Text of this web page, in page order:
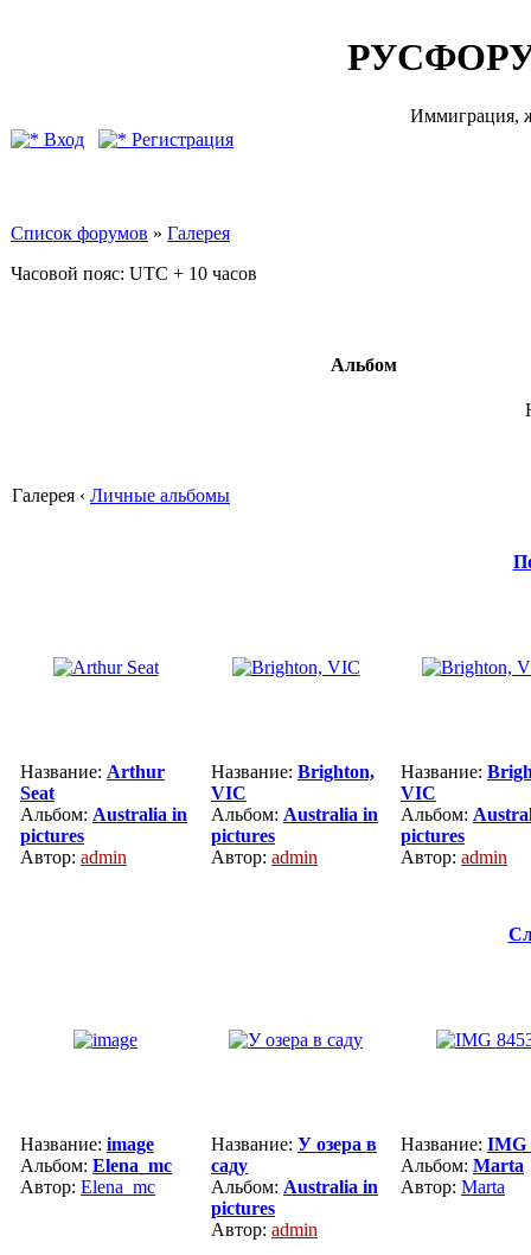
Иммиграция,
Вход
Регистрация
Список форумов » Галерея
Часовой пояс: UTC + 10 часов
Альбом
Галерея ‹ Личные альбомы
Название: Arthur
Seat
Альбом: Australia in
pictures
Автор: admin
Название: Brighton,
VIC
Альбом: Australia in
pictures
Автор: admin
Название:
VIC
Альбом:
pictures
Автор: admin
Название: image
Альбом: Elena_mc
Автор: Elena_mc
Название: У озера в
саду
Альбом: Australia in
pictures
Автор: admin
Название: IMG
Альбом: Marta
Автор: Marta